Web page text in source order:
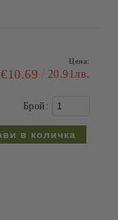
Цена:
€10.69 20.91лв.
Брой: